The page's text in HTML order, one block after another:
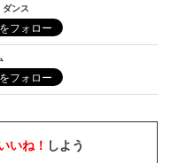
ンス
いね！ しよう